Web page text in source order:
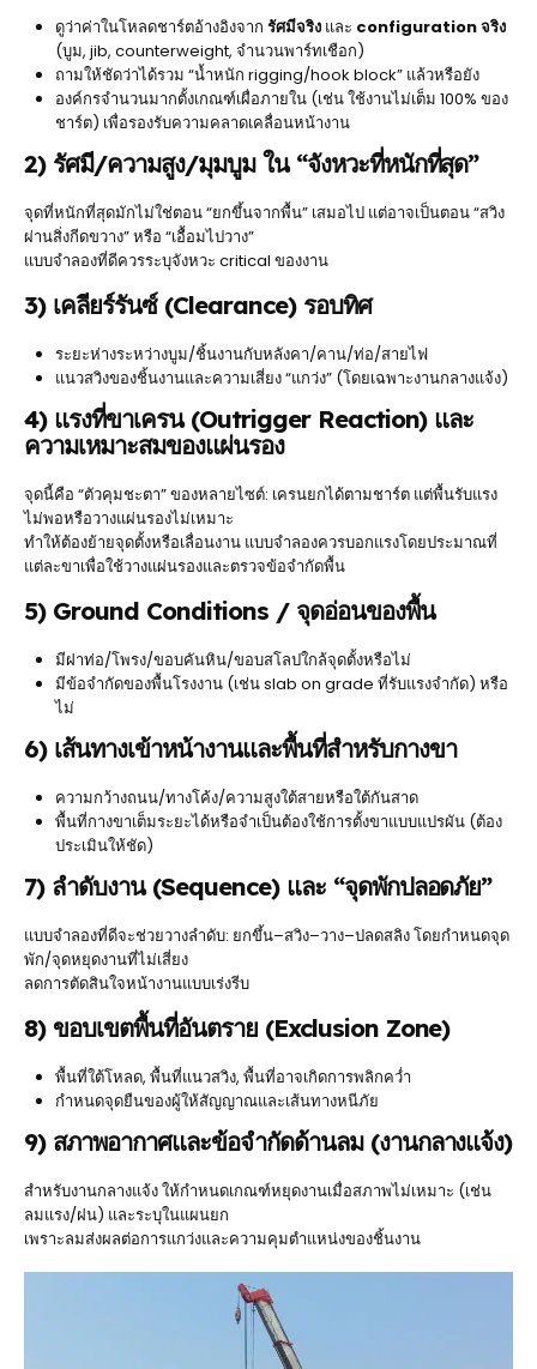
ดูว่าค่าในโหลดชาร์ตอ้างอิงจาก รัศมีจริง และ configuration จริง
(บูม, jib, counterweight, จำนวนพาร์ทเชือก)
ถามให้ชัดว่าได้รวม “น้ำหนัก rigging/hook block” แล้วหรือยัง
องค์กรจำนวนมากตั้งเกณฑ์เผื่อภายใน (เช่น ใช้งานไม่เต็ม 100% ของ
ชาร์ต) เพื่อรองรับความคลาดเคลื่อนหน้างาน
2) รัศมี/ความสูง/มุมบูม ใน “จังหวะที่หนักที่สุด”
จุดที่หนักที่สุดมักไม่ใช่ตอน “ยกขึ้นจากพื้น” เสมอไป แต่อาจเป็นตอน “สวิง
ผ่านสิ่งกีดขวาง” หรือ “เอื้อมไปวาง”
แบบจำลองที่ดีควรระบุจังหวะ critical ของงาน
3) เคลียร์รันซ์ (Clearance) รอบทิศ
ระยะห่างระหว่างบูม/ชิ้นงานกับหลังคา/คาน/ท่อ/สายไฟ
แนวสวิงของชิ้นงานและความเสี่ยง “แกว่ง” (โดยเฉพาะงานกลางแจ้ง)
4) แรงที่ขาเครน (Outrigger Reaction) และ
ความเหมาะสมของแผ่นรอง
จุดนี้คือ “ตัวคุมชะตา” ของหลายไซต์: เครนยกได้ตามชาร์ต แต่พื้นรับแรง
ไม่พอหรือวางแผ่นรองไม่เหมาะ
ทำให้ต้องย้ายจุดตั้งหรือเลื่อนงาน แบบจำลองควรบอกแรงโดยประมาณที่
แต่ละขาเพื่อใช้วางแผ่นรองและตรวจข้อจำกัดพื้น
5) Ground Conditions / จุดอ่อนของพื้น
มีฝาท่อ/โพรง/ขอบคันหิน/ขอบสโลปใกล้จุดตั้งหรือไม่
มีข้อจำกัดของพื้นโรงงาน (เช่น slab on grade ที่รับแรงจำกัด) หรือ
ไม่
6) เส้นทางเข้าหน้างานและพื้นที่สำหรับกางขา
ความกว้างถนน/ทางโค้ง/ความสูงใต้สายหรือใต้กันสาด
พื้นที่กางขาเต็มระยะได้หรือจำเป็นต้องใช้การตั้งขาแบบแปรผัน (ต้อง
ประเมินให้ชัด)
7) ลำดับงาน (Sequence) และ “จุดพักปลอดภัย”
แบบจำลองที่ดีจะช่วยวางลำดับ: ยกขึ้น–สวิง–วาง–ปลดสลิง โดยกำหนดจุด
พัก/จุดหยุดงานที่ไม่เสี่ยง
ลดการตัดสินใจหน้างานแบบเร่งรีบ
8) ขอบเขตพื้นที่อันตราย (Exclusion Zone)
พื้นที่ใต้โหลด, พื้นที่แนวสวิง, พื้นที่อาจเกิดการพลิกคว่ำ
กำหนดจุดยืนของผู้ให้สัญญาณและเส้นทางหนีภัย
9) สภาพอากาศและข้อจำกัดด้านลม (งานกลางแจ้ง)
สำหรับงานกลางแจ้ง ให้กำหนดเกณฑ์หยุดงานเมื่อสภาพไม่เหมาะ (เช่น
ลมแรง/ฝน) และระบุในแผนยก
เพราะลมส่งผลต่อการแกว่งและความคุมตำแหน่งของชิ้นงาน